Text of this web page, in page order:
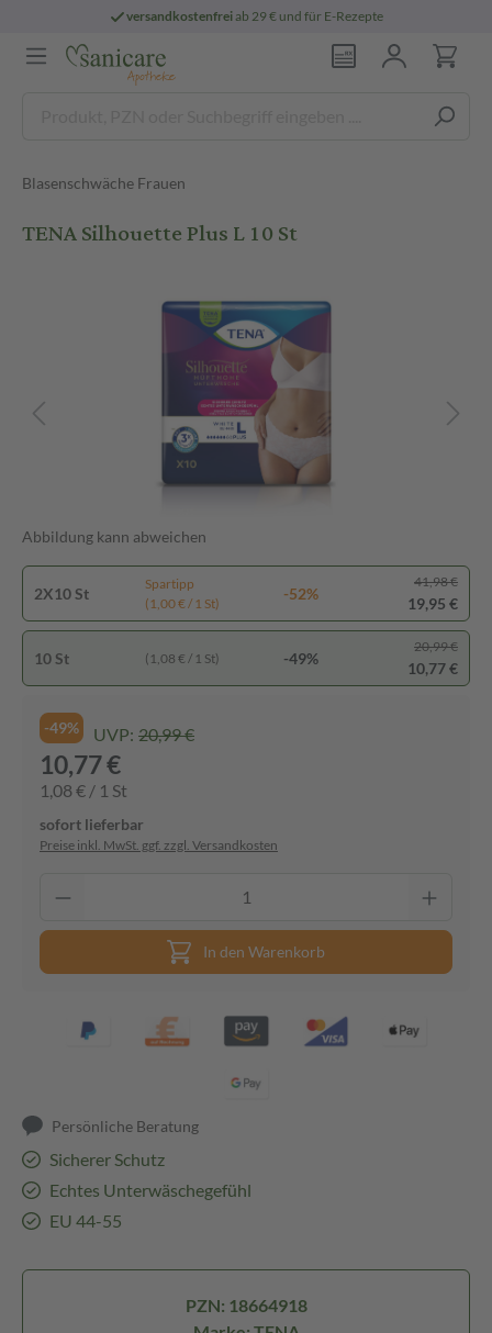
versandkostenfreiab 29 € und für E-Rezepte
Blasenschwäche Frauen
TENA Silhouette Plus L 10 St
Abbildung kann abweichen
2X10 St
Spartipp
(1,00 € / 1 St)
-52%
41,98 €
19,95 €
10 St (1,08 € / 1 St) -49%
20,99 €
10,77 €
-49% UVP: 20,99 €
10,77 €
1,08 € / 1 St
sofort lieferbar
Preise inkl. MwSt. ggf. zzgl. Versandkosten
In den Warenkorb
Persönliche Beratung
Sicherer Schutz
Echtes Unterwäschegefühl
EU 44-55
PZN: 18664918